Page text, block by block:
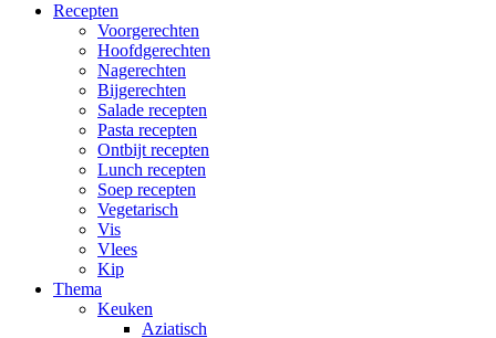
Recepten
Voorgerechten
Hoofdgerechten
Nagerechten
Bijgerechten
Salade recepten
Pasta recepten
Ontbijt recepten
Lunch recepten
Soep recepten
Vegetarisch
Vis
Vlees
Kip
Thema
Keuken
Aziatisch